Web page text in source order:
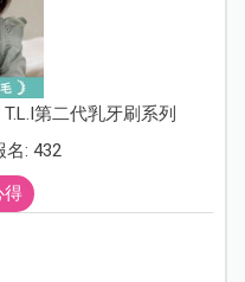
第二代乳牙刷系列
名: 432
得